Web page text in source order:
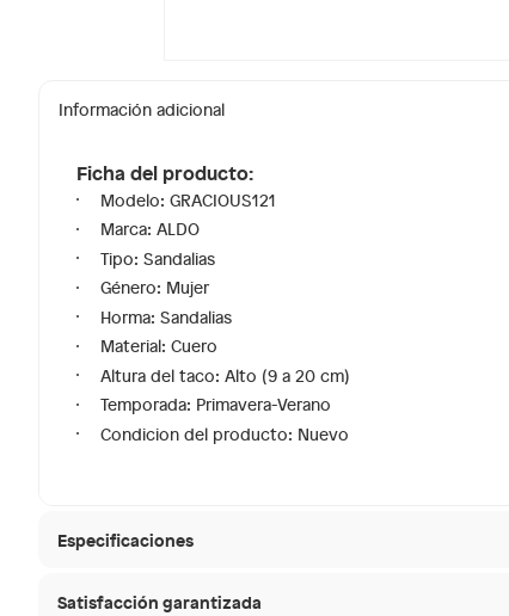
Información adicional
Ficha del producto:
Modelo: GRACIOUS121
Marca: ALDO
Tipo: Sandalias
Género: Mujer
Horma: Sandalias
Material: Cuero
Altura del taco: Alto (9 a 20 cm)
Temporada: Primavera-Verano
Condicion del producto: Nuevo
Especificaciones
Género
Satisfacción garantizada